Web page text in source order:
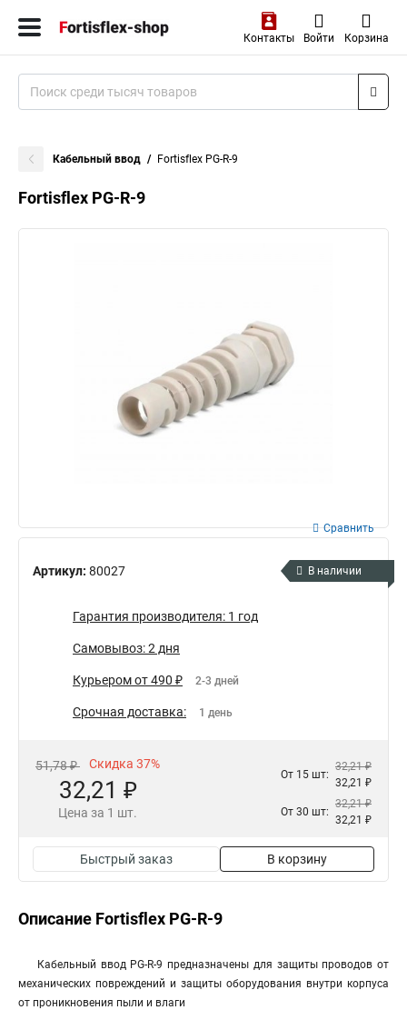
Контакты Войти Корзина
Кабельный ввод Fortisflex PG-R-9
Fortisflex PG-R-9
Артикул: 80027
Сравнить
В наличии
Гарантия производителя: 1 год
Самовывоз: 2 дня
Курьером от 490 ₽ 2-3 дней
Срочная доставка: 1 день
51,78 ₽ Скидка 37%
32,21 ₽
Цена за 1 шт.
От 15 шт:
32,21 ₽
32,21 ₽
От 30 шт:
32,21 ₽
32,21 ₽
Быстрый заказ В корзину
Описание Fortisflex PG-R-9
Кабельный ввод PG-R-9 предназначены для защиты проводов от
механических повреждений и защиты оборудования внутри корпуса
от проникновения пыли и влаги